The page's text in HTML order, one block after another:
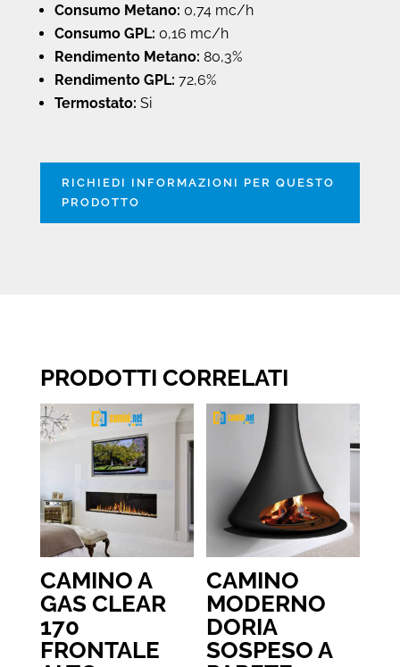
Consumo Metano: 0,74 mc/h
Consumo GPL: 0,16 mc/h
Rendimento Metano: 80,3%
Rendimento GPL: 72,6%
Termostato: Si
RICHIEDI INFORMAZIONI PER QUESTO
PRODOTTO
PRODOTTI CORRELATI
CAMINO A
GAS CLEAR
170
FRONTALE
CAMINO
MODERNO
DORIA
SOSPESO A